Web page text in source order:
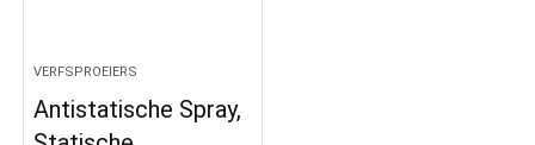
VERFSPROEIERS
Antistatische Spray,